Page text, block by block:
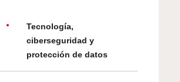
Tecnología,
ciberseguridad y
protección de datos